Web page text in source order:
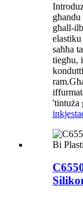
għandu
għall-
saħħa
tiegħu,
'tintuża
inkjesta